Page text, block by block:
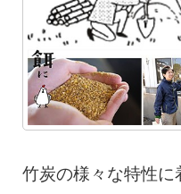
竹炭の様々な特性